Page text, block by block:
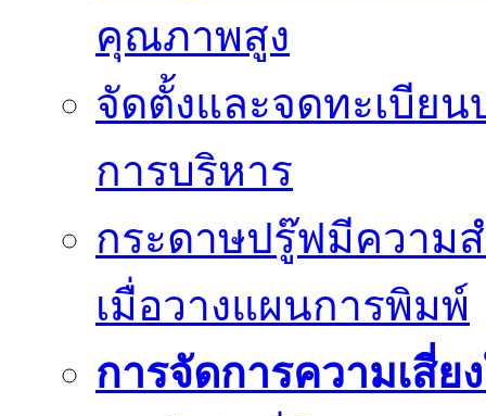
คุณภาพสูง
จัดตั้งและจดทะเบีย
การบริหาร
กระดาษปรู๊ฟมีความ
เมื่อวางแผนการพิมพ์
การจัดการความเสี่